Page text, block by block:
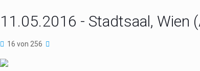
11.05.2016 - Stadtsaal, Wien
16 von 256